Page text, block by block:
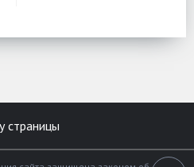
страницы